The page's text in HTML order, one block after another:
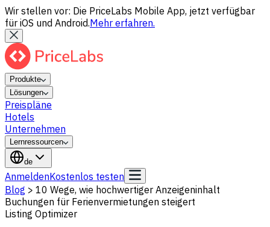
Wir stellen vor: Die PriceLabs Mobile App, jetzt verfügbar
für iOS und Android.Mehr erfahren.
Produkte
Lösungen
Preispläne
Hotels
Unternehmen
Lernressourcen
de
AnmeldenKostenlos testen
Blog > 10 Wege, wie hochwertiger Anzeigeninhalt
Buchungen für Ferienvermietungen steigert
Listing Optimizer